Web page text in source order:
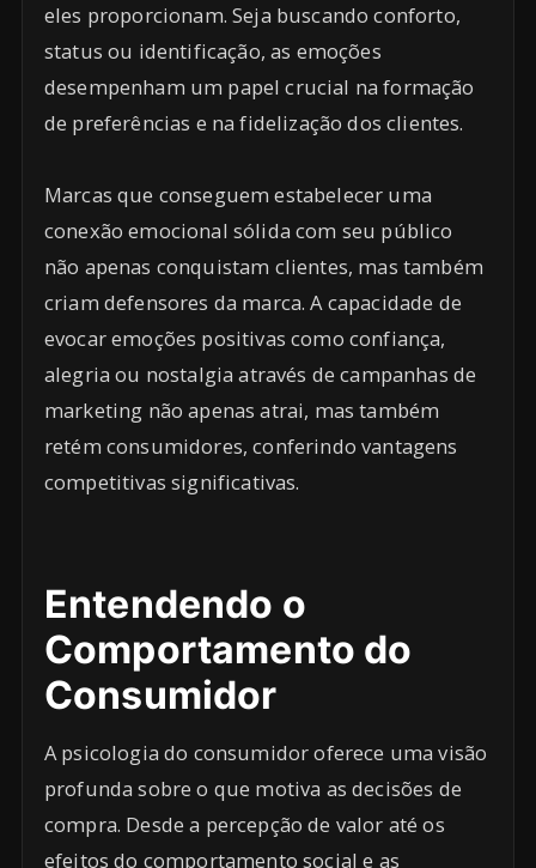
eles proporcionam. Seja buscando conforto,
status ou identificação, as emoções
desempenham um papel crucial na formação
de preferências e na fidelização dos clientes.
Marcas que conseguem estabelecer uma
conexão emocional sólida com seu público
não apenas conquistam clientes, mas também
criam defensores da marca. A capacidade de
evocar emoções positivas como confiança,
alegria ou nostalgia através de campanhas de
marketing não apenas atrai, mas também
retém consumidores, conferindo vantagens
competitivas significativas.
Entendendo o
Comportamento do
Consumidor
A psicologia do consumidor oferece uma visão
profunda sobre o que motiva as decisões de
compra. Desde a percepção de valor até os
efeitos do comportamento social e as